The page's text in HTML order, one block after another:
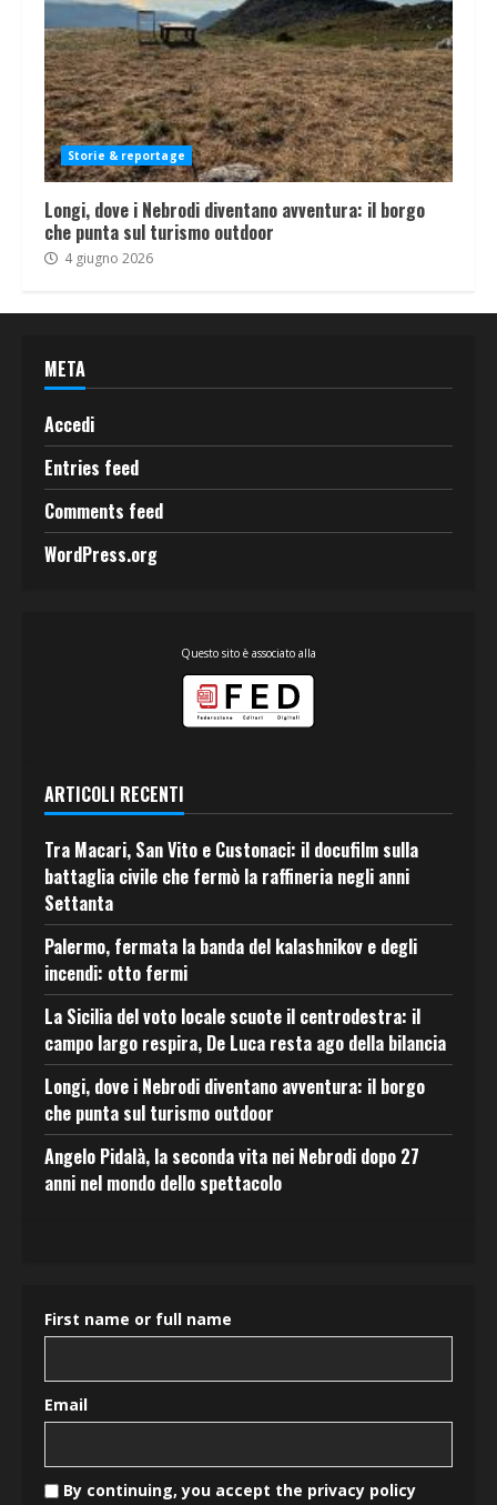
Storie & reportage
Longi, dove i Nebrodi diventano avventura: il borgo
che punta sul turismo outdoor
4 giugno 2026
META
Accedi
Entries feed
Comments feed
WordPress.org
Questo sito è associato alla
ARTICOLI RECENTI
Tra Macari, San Vito e Custonaci: il docufilm sulla
battaglia civile che fermò la raffineria negli anni
Settanta
Palermo, fermata la banda del kalashnikov e degli
incendi: otto fermi
La Sicilia del voto locale scuote il centrodestra: il
campo largo respira, De Luca resta ago della bilancia
Longi, dove i Nebrodi diventano avventura: il borgo
che punta sul turismo outdoor
Angelo Pidalà, la seconda vita nei Nebrodi dopo 27
anni nel mondo dello spettacolo
First name or full name
Email
By continuing, you accept the privacy policy